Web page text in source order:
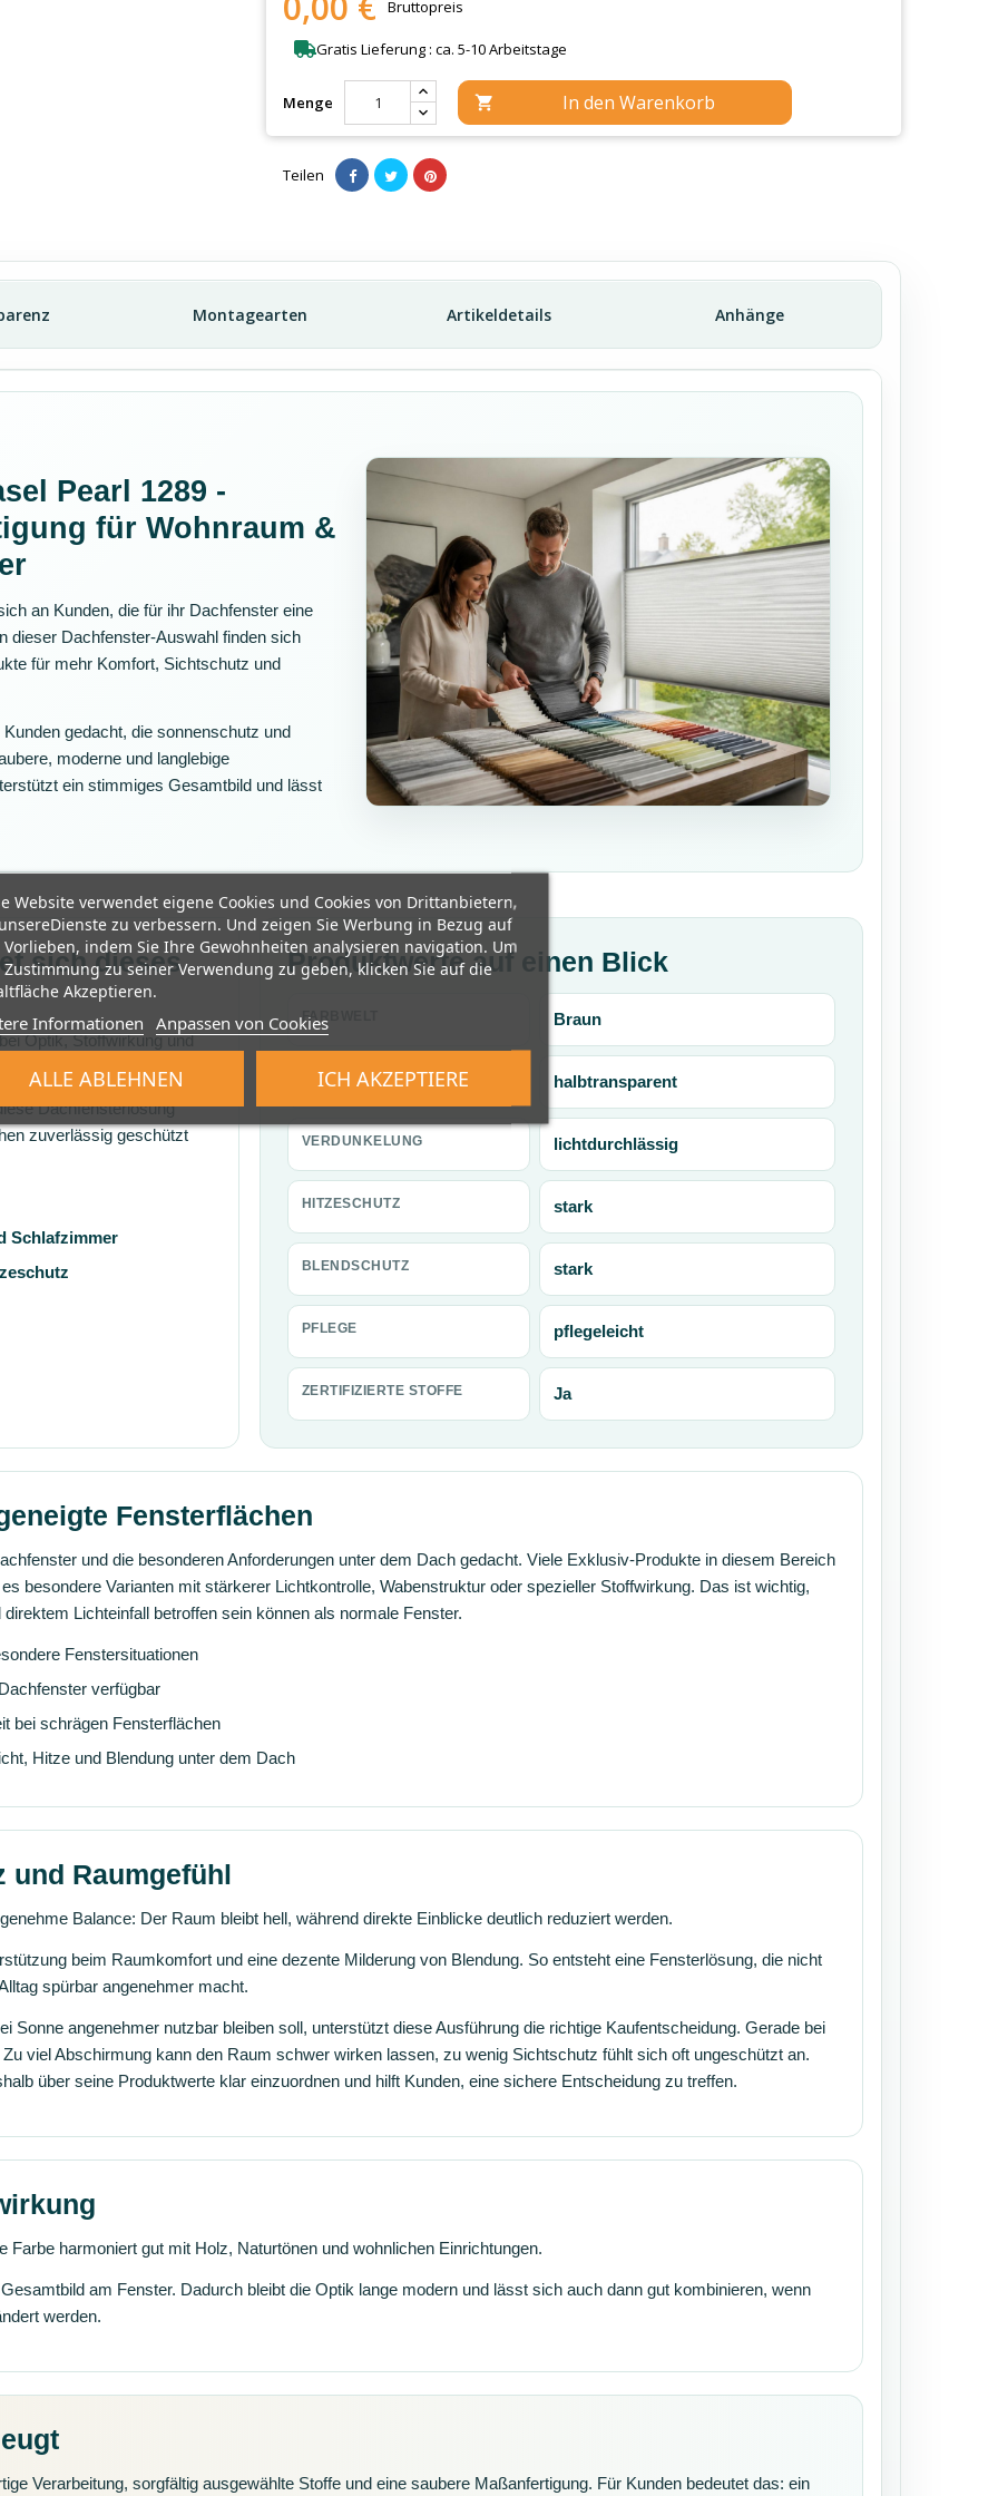
Bruttopreis
Gratis Lieferung : ca. 5-10 Arbeitstage
Menge  In den Warenkorb
Teilen
Montagearten Artikeldetails Anhänge
Pearl 1289 -
für Wohnraum &
an Kunden, die für ihr Dachfenster eine
dieser Dachfenster-Auswahl finden sich
für mehr Komfort, Sichtschutz und
gedacht, die sonnenschutz und
moderne und langlebige
ein stimmiges Gesamtbild und lässt
sich dieses
Optik, Stoffwirkung und
Dachfensterlösung
zuverlässig geschützt
Schlafzimmer
Produktwerte auf einen Blick
FARBWELT Braun
TRANSPARENZ halbtransparent
VERDUNKELUNG lichtdurchlässig
HITZESCHUTZ stark
BLENDSCHUTZ stark
PFLEGE pflegeleicht
ZERTIFIZIERTE STOFFE Ja
Fensterflächen
und die besonderen Anforderungen unter dem Dach gedacht. Viele Exklusiv-Produkte in diesem Bereich
besondere Varianten mit stärkerer Lichtkontrolle, Wabenstruktur oder spezieller Stoffwirkung. Das ist wichtig,
Lichteinfall betroffen sein können als normale Fenster.
Fenstersituationen
verfügbar
bei schrägen Fensterflächen
Hitze und Blendung unter dem Dach
Raumgefühl
Balance: Der Raum bleibt hell, während direkte Einblicke deutlich reduziert werden.
beim Raumkomfort und eine dezente Milderung von Blendung. So entsteht eine Fensterlösung, die nicht
spürbar angenehmer macht.
Sonne angenehmer nutzbar bleiben soll, unterstützt diese Ausführung die richtige Kaufentscheidung. Gerade bei
viel Abschirmung kann den Raum schwer wirken lassen, zu wenig Sichtschutz fühlt sich oft ungeschützt an.
über seine Produktwerte klar einzuordnen und hilft Kunden, eine sichere Entscheidung zu treffen.
harmoniert gut mit Holz, Naturtönen und wohnlichen Einrichtungen.
am Fenster. Dadurch bleibt die Optik lange modern und lässt sich auch dann gut kombinieren, wenn
werden.
Verarbeitung, sorgfältig ausgewählte Stoffe und eine saubere Maßanfertigung. Für Kunden bedeutet das: ein
Website verwendet eigene Cookies und Cookies von Drittanbietern,
zu verbessern. Und zeigen Sie Werbung in Bezug auf
indem Sie Ihre Gewohnheiten analysieren navigation. Um
zu seiner Verwendung zu geben, klicken Sie auf die
Akzeptieren.
Informationen Anpassen von Cookies
ALLE ABLEHNEN ICH AKZEPTIERE